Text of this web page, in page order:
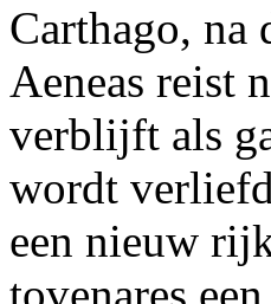
Carthago, na
Aeneas reist
verblijft als
wordt
een nieuw
tovenares